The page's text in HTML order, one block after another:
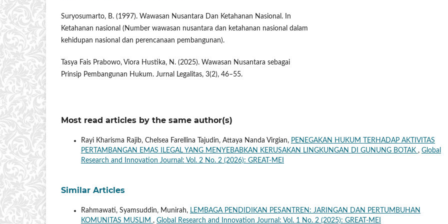
Suryosumarto, B. (1997). Wawasan Nusantara Dan Ketahanan Nasional. In
Ketahanan nasional (Number wawasan nusantara dan ketahanan nasional dalam
kehidupan nasional dan perencanaan pembangunan).
Tasya Fais Prabowo, Viora Hustika, N. (2025). Wawasan Nusantara sebagai
Prinsip Pembangunan Hukum. Jurnal Legalitas, 3(2), 46–55.
Most read articles by the same author(s)
Rayi Kharisma Rajib, Chelsea Farellina Tajudin, Attaya Nanda Virgian, PENEGAKAN HUKUM TERHADAP AKTIVITAS
PERTAMBANGAN EMAS ILEGAL YANG MENYEBABKAN KERUSAKAN LINGKUNGAN DI GUNUNG BOTAK , Global
Research and Innovation Journal: Vol. 2 No. 2 (2026): GREAT-MEI
Similar Articles
Rahmawati, Syamsuddin, Munirah, LEMBAGA PENDIDIKAN PESANTREN: JARINGAN DAN PERTUMBUHAN
KOMUNITAS MUSLIM , Global Research and Innovation Journal: Vol. 1 No. 2 (2025): GREAT-MEI